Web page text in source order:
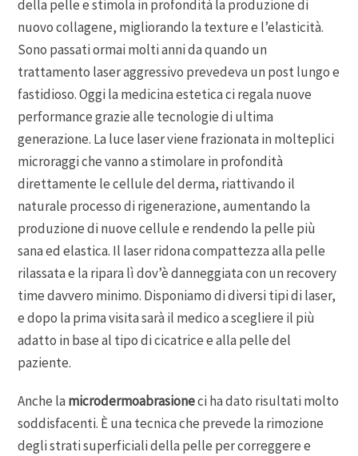
della pelle e stimola in profondità la produzione di
nuovo collagene, migliorando la texture e l’elasticità.
Sono passati ormai molti anni da quando un
trattamento laser aggressivo prevedeva un post lungo e
fastidioso. Oggi la medicina estetica ci regala nuove
performance grazie alle tecnologie di ultima
generazione. La luce laser viene frazionata in molteplici
microraggi che vanno a stimolare in profondità
direttamente le cellule del derma, riattivando il
naturale processo di rigenerazione, aumentando la
produzione di nuove cellule e rendendo la pelle più
sana ed elastica. Il laser ridona compattezza alla pelle
rilassata e la ripara lì dov’è danneggiata con un recovery
time davvero minimo. Disponiamo di diversi tipi di laser,
e dopo la prima visita sarà il medico a scegliere il più
adatto in base al tipo di cicatrice e alla pelle del
paziente.
Anche lamicrodermoabrasioneci ha dato risultati molto
soddisfacenti. È una tecnica che prevede la rimozione
degli strati superficiali della pelle per correggere e